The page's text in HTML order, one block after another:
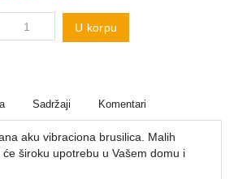
U korpu
Sadržaji Komentari
aku vibraciona brusilica. Malih
široku upotrebu u Vašem domu i